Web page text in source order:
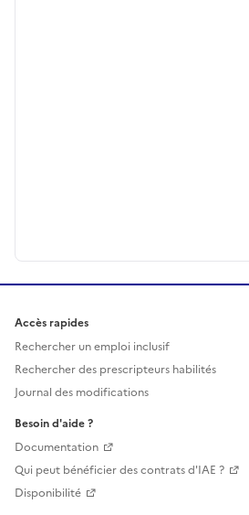
Accès rapides
Rechercher un emploi inclusif
Rechercher des prescripteurs habilités
Journal des modifications
Besoin d'aide ?
Documentation
Qui peut bénéficier des contrats d'IAE ?
Disponibilité